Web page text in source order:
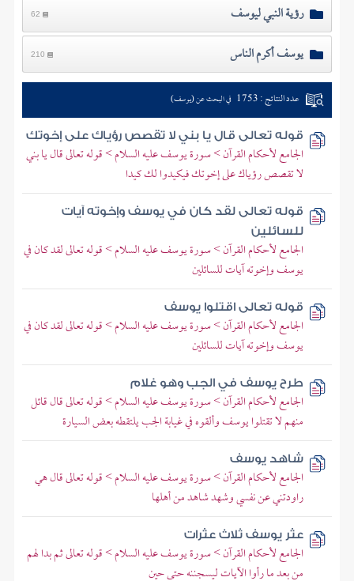
رؤية النبي ليوسف 62
يوسف أكرم الناس 210
عدد النتائج : 1753 في البحث عن (يوسف)
قوله تعالى قال يا بني لا تقصص رؤياك على إخوتك
الجامع لأحكام القرآن > سورة يوسف عليه السلام > قوله تعالى قال يا بني
لا تقصص رؤياك على إخوتك فيكيدوا لك كيدا
قوله تعالى لقد كان في يوسف وإخوته آيات
للسائلين
الجامع لأحكام القرآن > سورة يوسف عليه السلام > قوله تعالى لقد كان في
يوسف وإخوته آيات للسائلين
قوله تعالى اقتلوا يوسف
الجامع لأحكام القرآن > سورة يوسف عليه السلام > قوله تعالى لقد كان في
يوسف وإخوته آيات للسائلين
طرح يوسف في الجب وهو غلام
الجامع لأحكام القرآن > سورة يوسف عليه السلام > قوله تعالى قال قائل
منهم لا تقتلوا يوسف وألقوه في غيابة الجب يلتقطه بعض السيارة
شاهد يوسف
الجامع لأحكام القرآن > سورة يوسف عليه السلام > قوله تعالى قال هي
راودتني عن نفسي وشهد شاهد من أهلها
عثر يوسف ثلاث عثرات
الجامع لأحكام القرآن > سورة يوسف عليه السلام > قوله تعالى ثم بدا لهم
من بعد ما رأوا الآيات ليسجننه حتى حين